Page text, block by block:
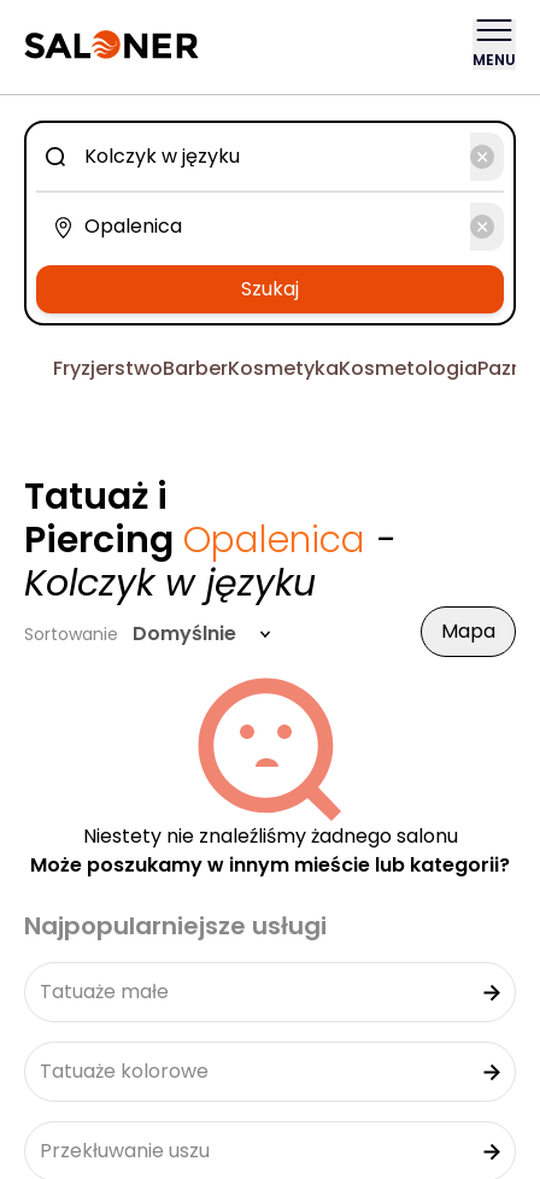
MENU
Szukaj
FryzjerstwoBarberKosmetykaKosmetologia
Tatuaż i
Piercing Opalenica -
Kolczyk w języku
Sortowanie Domyślnie Mapa
Niestety nie znaleźliśmy żadnego salonu
Może poszukamy w innym mieście lub kategorii?
Najpopularniejsze usługi
Tatuaże małe
Tatuaże kolorowe
Przekłuwanie uszu